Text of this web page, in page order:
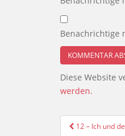
Benachrichtige
Diese Website
werden.
12 – Ich und